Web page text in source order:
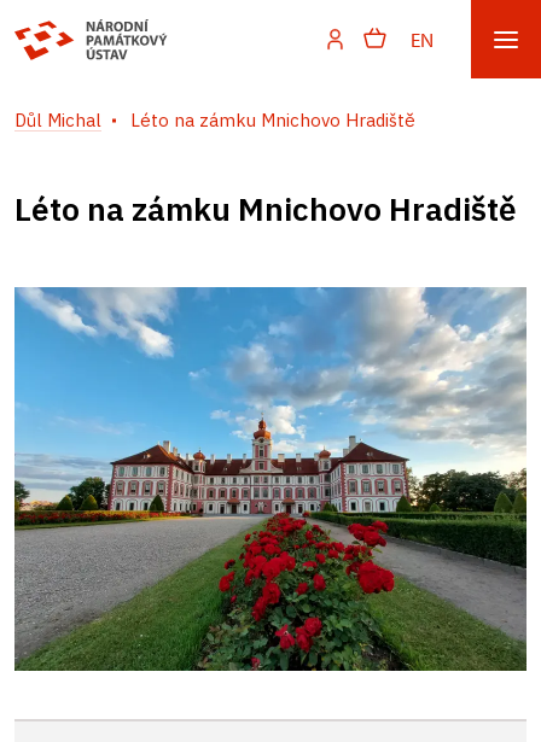
EN
Důl Michal Léto na zámku Mnichovo Hradiště
Léto na zámku Mnichovo Hradiště